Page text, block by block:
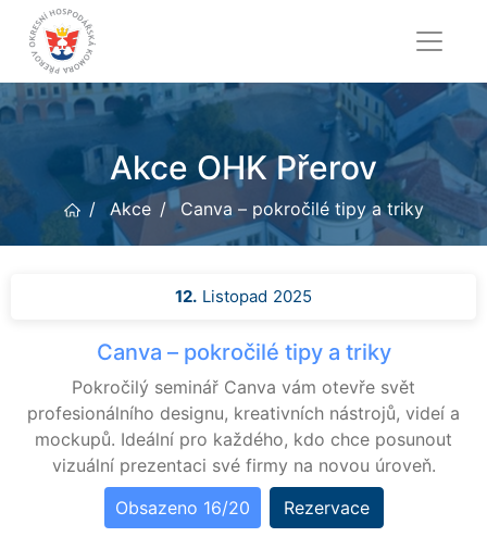
Akce OHK Přerov
Akce Canva – pokročilé tipy a triky
12. Listopad 2025
Canva – pokročilé tipy a triky
Pokročilý seminář Canva vám otevře svět
profesionálního designu, kreativních nástrojů, videí a
mockupů. Ideální pro každého, kdo chce posunout
vizuální prezentaci své firmy na novou úroveň.
Obsazeno 16/20
Rezervace